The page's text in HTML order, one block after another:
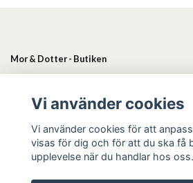
Mor & Dotter - Butiken
Sociala medier
Vi använder cookies
Vi använder cookies för att
visas för dig och för att du ska få
upplevelse när du handlar hos oss.